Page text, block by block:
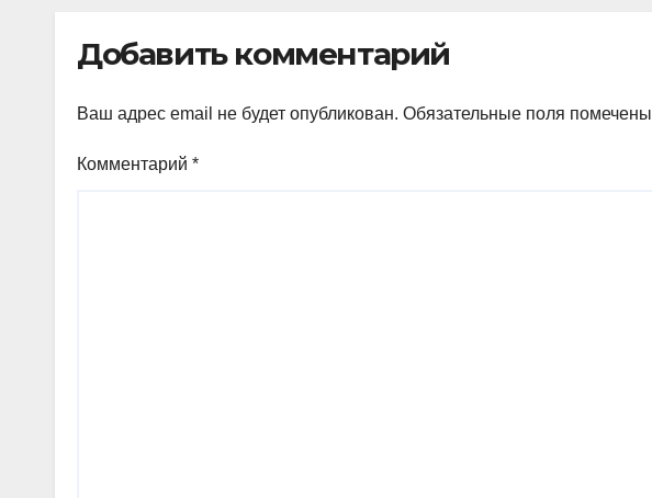
Добавить комментарий
Ваш адрес email не будет опубликован. Обязательные поля помечены
Комментарий *